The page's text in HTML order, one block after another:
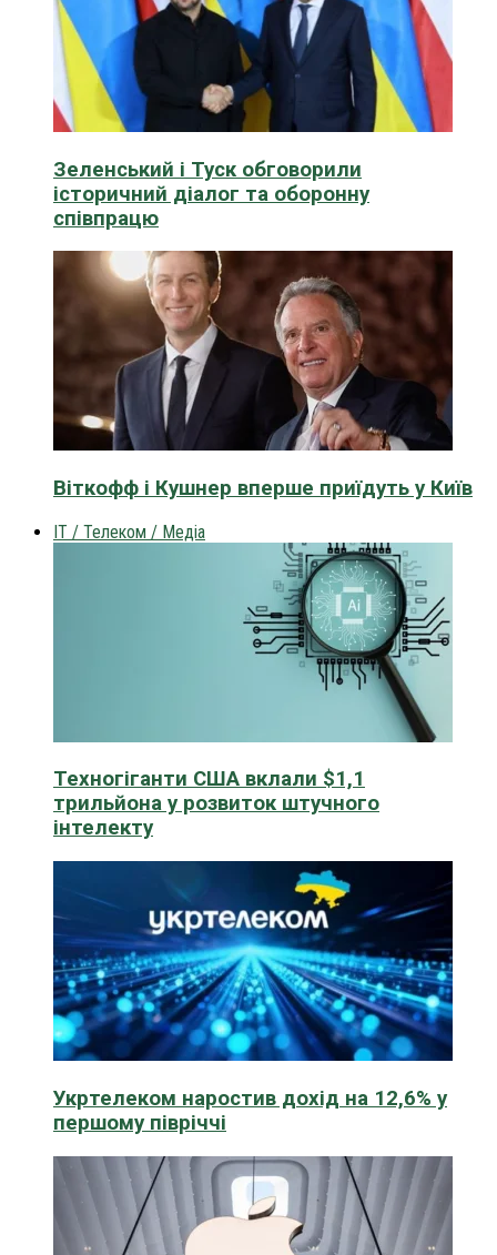
Зеленський і Туск обговорили
історичний діалог та оборонну
співпрацю
Віткофф і Кушнер вперше приїдуть у Київ
IT / Телеком / Медіа
Техногіганти США вклали $1,1
трильйона у розвиток штучного
інтелекту
Укртелеком наростив дохід на 12,6% у
першому півріччі